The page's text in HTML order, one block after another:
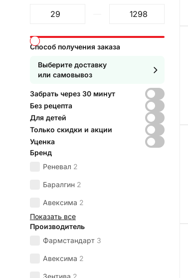
Способ получения заказа
Выберите доставку
или самовывоз
Забрать через 30 минут
Без рецепта
Для детей
Только скидки и акции
Уценка
Бренд
Реневал 2
Баралгин 2
Авексима 2
Показать все
Производитель
Фармстандарт 3
Авексима 2